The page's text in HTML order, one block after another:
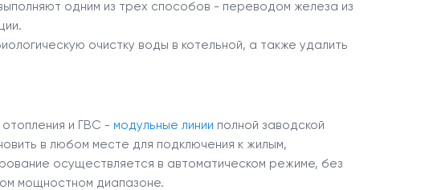
одним из трех способов - переводом железа из
очистку воды в котельной, а также удалить
и ГВС - модульные линии полной заводской
в любом месте для подключения к жилым,
осуществляется в автоматическом режиме, без
мощностном диапазоне.